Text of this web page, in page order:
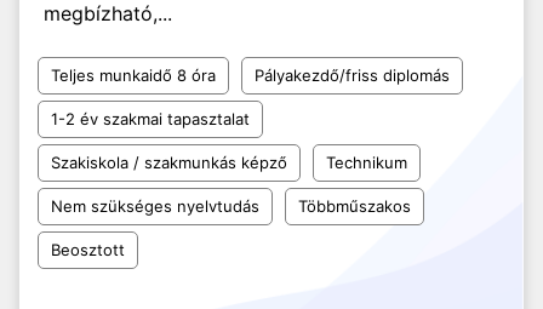
megbízható,...
Teljes munkaidő 8 óra Pályakezdő/friss diplomás
1-2 év szakmai tapasztalat
Szakiskola / szakmunkás képző Technikum
Nem szükséges nyelvtudás Többműszakos
Beosztott